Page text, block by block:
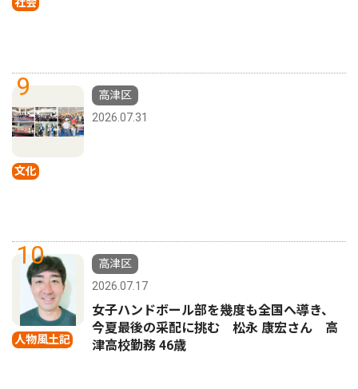
社会
9
文化
高津区
2026.07.31
10
人物風土記
高津区
2026.07.17
女子ハンドボール部を幾度も全国へ導き、
今夏最後の采配に挑む 松永 康宏さん 高
津高校勤務 46歳